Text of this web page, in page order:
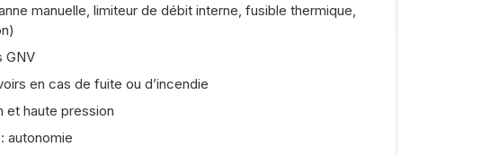
manuelle, limiteur de débit interne, fusible thermique,
GNV
en cas de fuite ou d’incendie
et haute pression
autonomie